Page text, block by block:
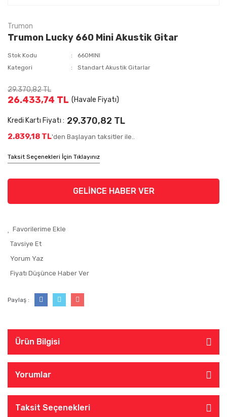
Trumon
Trumon Lucky 660 Mini Akustik Gitar
Stok Kodu
660MINI
Kategori
Standart Akustik Gitarlar
29.370,82 TL
26.433,74 TL (Havale Fiyatı)
Kredi Kartı Fiyatı : 29.370,82 TL
2.839,18 TL'den Başlayan taksitler ile..
Taksit Seçenekleri İçin Tıklayınız
GELİNCE HABER VER
Tavsiye Et
Yorum Yaz
Fiyatı Düşünce Haber Ver
Paylaş :
Ürün Bilgisi
Yorumlar
Taksit Seçenekleri